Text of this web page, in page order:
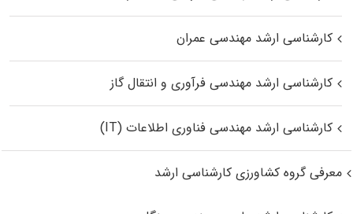
کارشناسی ارشد مهندسی عمران
کارشناسی ارشد مهندسی فرآوری و انتقال گاز
کارشناسی ارشد مهندسی فناوری اطلاعات (IT)
معرفی گروه کشاورزی کارشناسی ارشد